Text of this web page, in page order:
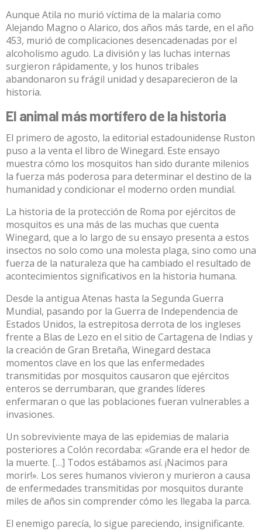
Aunque Atila no murió víctima de la malaria como
Alejando Magno o Alarico, dos años más tarde, en el año
453, murió de complicaciones desencadenadas por el
alcoholismo agudo. La división y las luchas internas
surgieron rápidamente, y los hunos tribales
abandonaron su frágil unidad y desaparecieron de la
historia.
El animal más mortífero de la historia
El primero de agosto, la editorial estadounidense Ruston
puso a la venta el libro de Winegard. Este ensayo
muestra cómo los mosquitos han sido durante milenios
la fuerza más poderosa para determinar el destino de la
humanidad y condicionar el moderno orden mundial.
La historia de la protección de Roma por ejércitos de
mosquitos es una más de las muchas que cuenta
Winegard, que a lo largo de su ensayo presenta a estos
insectos no solo como una molesta plaga, sino como una
fuerza de la naturaleza que ha cambiado el resultado de
acontecimientos significativos en la historia humana.
Desde la antigua Atenas hasta la Segunda Guerra
Mundial, pasando por la Guerra de Independencia de
Estados Unidos, la estrepitosa derrota de los ingleses
frente a Blas de Lezo en el sitio de Cartagena de Indias y
la creación de Gran Bretaña, Winegard destaca
momentos clave en los que las enfermedades
transmitidas por mosquitos causaron que ejércitos
enteros se derrumbaran, que grandes líderes
enfermaran o que las poblaciones fueran vulnerables a
invasiones.
Un sobreviviente maya de las epidemias de malaria
posteriores a Colón recordaba: «Grande era el hedor de
la muerte. […] Todos estábamos así. ¡Nacimos para
morir!». Los seres humanos vivieron y murieron a causa
de enfermedades transmitidas por mosquitos durante
miles de años sin comprender cómo les llegaba la parca.
El enemigo parecía, lo sigue pareciendo, insignificante.